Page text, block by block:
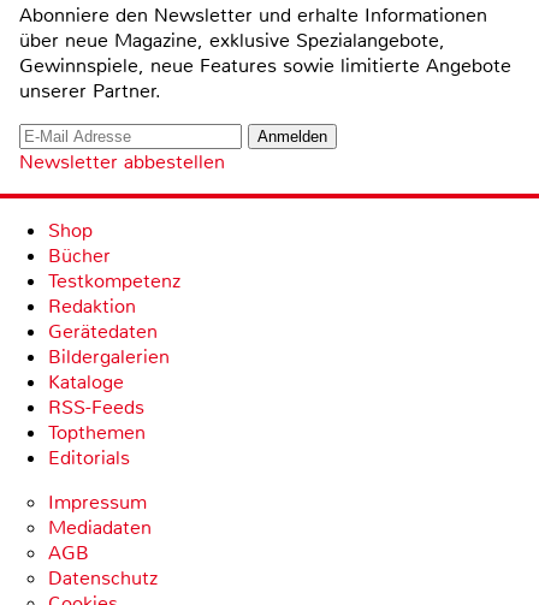
Abonniere den Newsletter und erhalte Informationen
über neue Magazine, exklusive Spezialangebote,
Gewinnspiele, neue Features sowie limitierte Angebote
unserer Partner.
Newsletter abbestellen
Shop
Bücher
Testkompetenz
Redaktion
Gerätedaten
Bildergalerien
Kataloge
RSS-Feeds
Topthemen
Editorials
Impressum
Mediadaten
AGB
Datenschutz